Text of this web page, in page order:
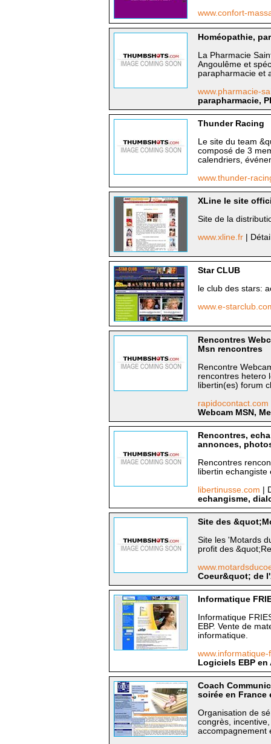
www.confort-
Homéopathie,
La Pharmacie
Angoulême et
parapharmacie et
www.pharmacie-
parapharmacie,
Thunder Racing
Le site du team
composé de 3
calendriers,
www.thunder-
XLine le site
Site de la
www.xline.fr
|
Star CLUB
le club des stars:
www.e-
Rencontres
Msn rencontres
Rencontre
rencontres hetero
libertin(es) forum
rapidocontact.com
Webcam MSN,
Rencontres,
annonces,
Rencontres
libertin
libertinusse.com
|
echangisme,
Site des
Site les 'Motards
profit des
Coeur&quot; de
Informatique
Informatique
EBP. Vente de
informatique.
Logiciels EBP en
Coach
soirée en France
Organisation de
congrès,
accompagnement